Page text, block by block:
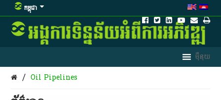
កម្ពុជា
/ Oil Pipelines